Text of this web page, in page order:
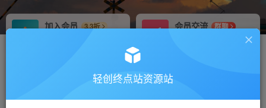
加入会员
3.3折
会员交流
群聊
推广返佣高达70%轻创终点站资源站